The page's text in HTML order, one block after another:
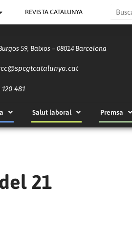
REVISTA CATALUNYA Search
59, Baixos – 08014 Barcelona
spcgtcatalunya.cat
120 481
Salut laboral Premsa
21